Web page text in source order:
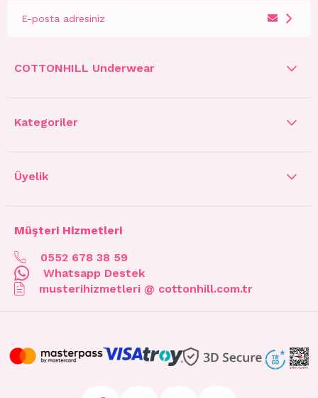
COTTONHILL Underwear
Kategoriler
Üyelik
Müşteri Hizmetleri
0552 678 38 59
Whatsapp Destek
musterihizmetleri @ cottonhill.com.tr